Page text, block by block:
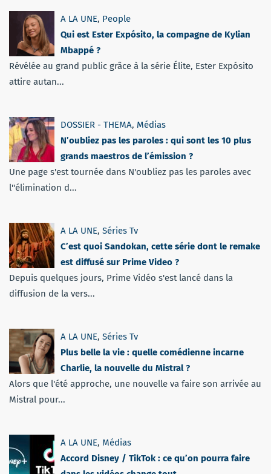
A LA UNE, People
Qui est Ester Expósito, la compagne de Kylian
Mbappé ?
Révélée au grand public grâce à la série Élite, Ester Expósito
attire autan...
DOSSIER - THEMA, Médias
N’oubliez pas les paroles : qui sont les 10 plus
grands maestros de l’émission ?
Une page s'est tournée dans N'oubliez pas les paroles avec
l''élimination d...
A LA UNE, Séries Tv
C’est quoi Sandokan, cette série dont le remake
est diffusé sur Prime Video ?
Depuis quelques jours, Prime Vidéo s'est lancé dans la
diffusion de la vers...
A LA UNE, Séries Tv
Plus belle la vie : quelle comédienne incarne
Charlie, la nouvelle du Mistral ?
Alors que l'été approche, une nouvelle va faire son arrivée au
Mistral pour...
A LA UNE, Médias
Accord Disney / TikTok : ce qu’on pourra faire